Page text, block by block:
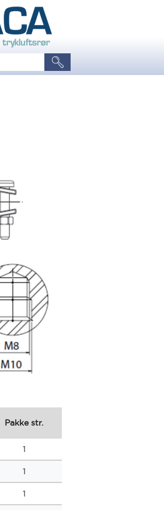
Pakke str.
1
1
1